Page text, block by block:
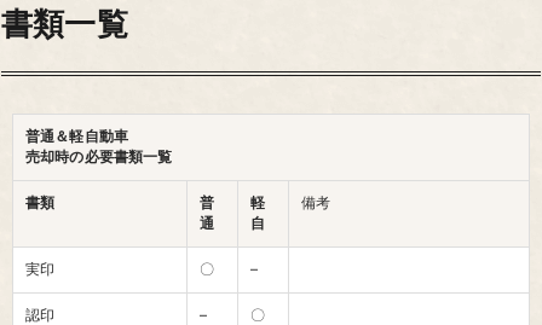
書類一覧
普通＆軽自動車
売却時の必要書類一覧
書類
普
通
軽
自
備考
実印 〇 –
認印 – 〇